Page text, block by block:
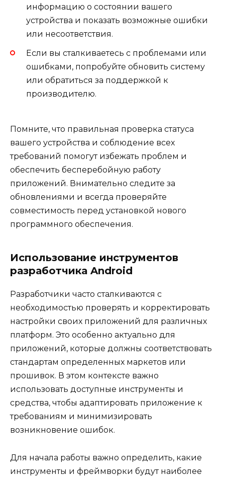
информацию о состоянии вашего
устройства и показать возможные ошибки
или несоответствия.
Если вы сталкиваетесь с проблемами или
ошибками, попробуйте обновить систему
или обратиться за поддержкой к
производителю.
Помните, что правильная проверка статуса
вашего устройства и соблюдение всех
требований помогут избежать проблем и
обеспечить бесперебойную работу
приложений. Внимательно следите за
обновлениями и всегда проверяйте
совместимость перед установкой нового
программного обеспечения.
Использование инструментов
разработчика Android
Разработчики часто сталкиваются с
необходимостью проверять и корректировать
настройки своих приложений для различных
платформ. Это особенно актуально для
приложений, которые должны соответствовать
стандартам определенных маркетов или
прошивок. В этом контексте важно
использовать доступные инструменты и
средства, чтобы адаптировать приложение к
требованиям и минимизировать
возникновение ошибок.
Для начала работы важно определить, какие
инструменты и фреймворки будут наиболее